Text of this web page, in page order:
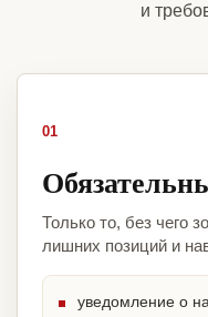
и
01
Только то, без чего
лишних позиций и
уведомление о